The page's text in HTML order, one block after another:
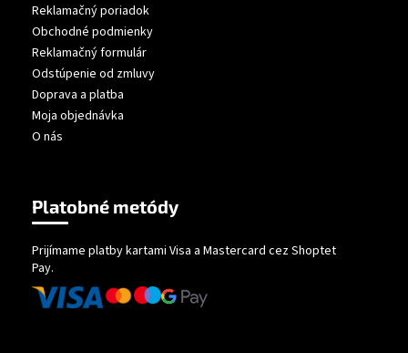
Reklamačný poriadok
Obchodné podmienky
Reklamačný formulár
Odstúpenie od zmluvy
Doprava a platba
Moja objednávka
O nás
Platobné metódy
Prijímame platby kartami Visa a Mastercard cez Shoptet
Pay.